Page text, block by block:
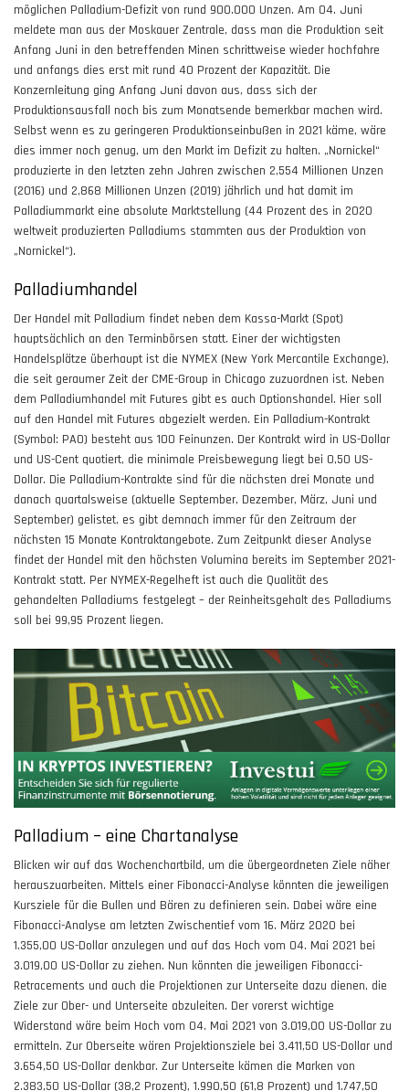
möglichen Palladium-Defizit von rund 900.000 Unzen. Am 04. Juni
meldete man aus der Moskauer Zentrale, dass man die Produktion seit
Anfang Juni in den betreffenden Minen schrittweise wieder hochfahre
und anfangs dies erst mit rund 40 Prozent der Kapazität. Die
Konzernleitung ging Anfang Juni davon aus, dass sich der
Produktionsausfall noch bis zum Monatsende bemerkbar machen wird.
Selbst wenn es zu geringeren Produktionseinbußen in 2021 käme, wäre
dies immer noch genug, um den Markt im Defizit zu halten. „Nornickel“
produzierte in den letzten zehn Jahren zwischen 2,554 Millionen Unzen
(2016) und 2,868 Millionen Unzen (2019) jährlich und hat damit im
Palladiummarkt eine absolute Marktstellung (44 Prozent des in 2020
weltweit produzierten Palladiums stammten aus der Produktion von
„Nornickel“).
Palladiumhandel
Der Handel mit Palladium findet neben dem Kassa-Markt (Spot)
hauptsächlich an den Terminbörsen statt. Einer der wichtigsten
Handelsplätze überhaupt ist die NYMEX (New York Mercantile Exchange),
die seit geraumer Zeit der CME-Group in Chicago zuzuordnen ist. Neben
dem Palladiumhandel mit Futures gibt es auch Optionshandel. Hier soll
auf den Handel mit Futures abgezielt werden. Ein Palladium-Kontrakt
(Symbol: PAO) besteht aus 100 Feinunzen. Der Kontrakt wird in US-Dollar
und US-Cent quotiert, die minimale Preisbewegung liegt bei 0,50 US-
Dollar. Die Palladium-Kontrakte sind für die nächsten drei Monate und
danach quartalsweise (aktuelle September, Dezember, März, Juni und
September) gelistet, es gibt demnach immer für den Zeitraum der
nächsten 15 Monate Kontraktangebote. Zum Zeitpunkt dieser Analyse
findet der Handel mit den höchsten Volumina bereits im September 2021-
Kontrakt statt. Per NYMEX-Regelheft ist auch die Qualität des
gehandelten Palladiums festgelegt – der Reinheitsgehalt des Palladiums
soll bei 99,95 Prozent liegen.
Palladium – eine Chartanalyse
Blicken wir auf das Wochenchartbild, um die übergeordneten Ziele näher
herauszuarbeiten. Mittels einer Fibonacci-Analyse könnten die jeweiligen
Kursziele für die Bullen und Bären zu definieren sein. Dabei wäre eine
Fibonacci-Analyse am letzten Zwischentief vom 16. März 2020 bei
1.355,00 US-Dollar anzulegen und auf das Hoch vom 04. Mai 2021 bei
3.019,00 US-Dollar zu ziehen. Nun könnten die jeweiligen Fibonacci-
Retracements und auch die Projektionen zur Unterseite dazu dienen, die
Ziele zur Ober- und Unterseite abzuleiten. Der vorerst wichtige
Widerstand wäre beim Hoch vom 04. Mai 2021 von 3.019,00 US-Dollar zu
ermitteln. Zur Oberseite wären Projektionsziele bei 3.411,50 US-Dollar und
3.654,50 US-Dollar denkbar. Zur Unterseite kämen die Marken von
2.383,50 US-Dollar (38,2 Prozent), 1.990,50 (61,8 Prozent) und 1.747,50